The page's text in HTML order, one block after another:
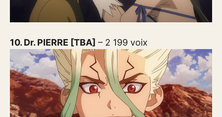
10. Dr. PIERRE [TBA] – 2 199 voix